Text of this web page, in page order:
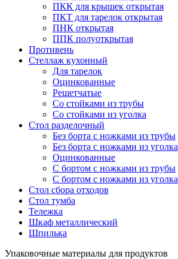
ПКК для крышек открытая
ПКТ для тарелок открытая
ПНК открытая
ППК полуоткрытая
Противень
Стеллаж кухонный
Для тарелок
Оцинкованные
Решетчатые
Со стойками из трубы
Со стойками из уголка
Стол разделочный
Без борта с ножками из трубы
Без борта с ножками из уголка
Оцинкованные
С бортом с ножками из трубы
С бортом с ножками из уголка
Стол сбора отходов
Стол тумба
Тележка
Шкаф металлический
Шпилька
Упаковочные материалы для продуктов